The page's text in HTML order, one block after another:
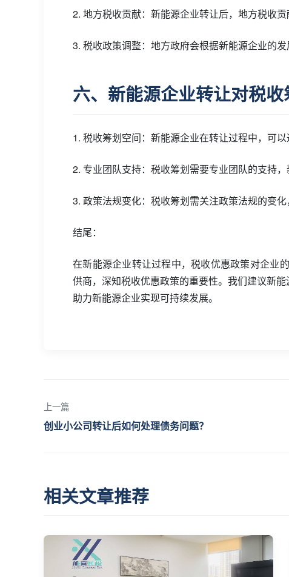
2. 地方税收贡献：新能源企业转让后，地方税收
3. 税收政策调整：地方政府会根据新能源企业的发
六、新能源企业转让对税
1. 税收筹划空间：新能源企业在转让过程中，可以
2. 专业团队支持：税收筹划需要专业团队的支持
3. 政策法规变化：税收筹划需关注政策法规的变化
结尾：
在新能源企业转让过程中，税收优惠政策对企业
供商，深知税收优惠政策的重要性。我们建议新
助力新能源企业实现可持续发展。
上一篇
创业小公司转让后如何处理债务问题？
相关文章推荐